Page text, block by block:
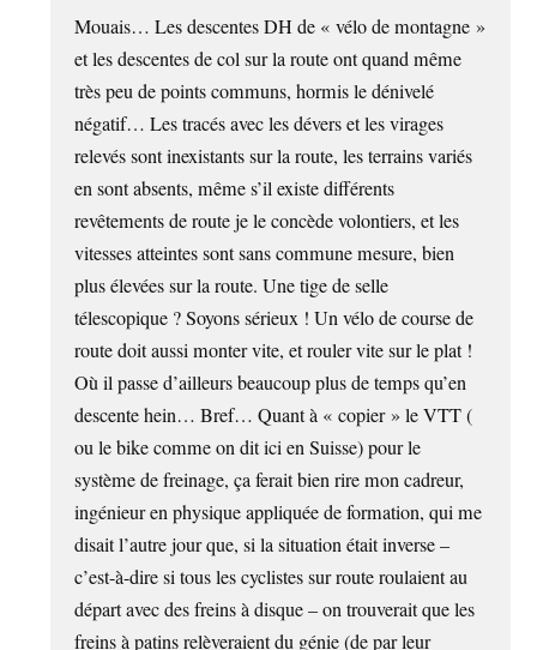
Mouais… Les descentes DH de « vélo de montagne »
et les descentes de col sur la route ont quand même
très peu de points communs, hormis le dénivelé
négatif… Les tracés avec les dévers et les virages
relevés sont inexistants sur la route, les terrains variés
en sont absents, même s’il existe différents
revêtements de route je le concède volontiers, et les
vitesses atteintes sont sans commune mesure, bien
plus élevées sur la route. Une tige de selle
télescopique ? Soyons sérieux ! Un vélo de course de
route doit aussi monter vite, et rouler vite sur le plat !
Où il passe d’ailleurs beaucoup plus de temps qu’en
descente hein… Bref… Quant à « copier » le VTT (
ou le bike comme on dit ici en Suisse) pour le
système de freinage, ça ferait bien rire mon cadreur,
ingénieur en physique appliquée de formation, qui me
disait l’autre jour que, si la situation était inverse –
c’est-à-dire si tous les cyclistes sur route roulaient au
départ avec des freins à disque – on trouverait que les
freins à patins relèveraient du génie (de par leur